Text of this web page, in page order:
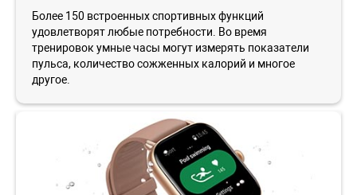
Более 150 встроенных спортивных функций
удовлетворят любые потребности. Во время
тренировок умные часы могут измерять показатели
пульса, количество сожженных калорий и многое
другое.